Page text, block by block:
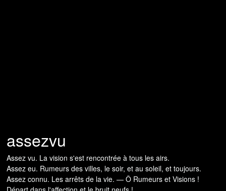
assezvu
Assez vu. La vision s'est rencontrée à tous les airs.
Assez eu. Rumeurs des villes, le soir, et au soleil, et toujours.
Assez connu. Les arrêts de la vie. — Ô Rumeurs et Visions !